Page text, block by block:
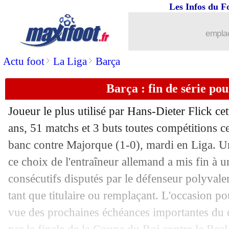
Actu foot> La Liga> Barça
Les Infos du
Barça : fin de série
Joueur le plus utilisé par Hans-Dieter Flick
ans, 51 matchs et 3 buts toutes compétitions
banc contre Majorque (1-0), mardi en Liga.
ce choix de l'entraîneur allemand a mis fin à
consécutifs disputés par le défenseur
tant que titulaire ou remplaçant. L'occasion
vue des prochaines échéances importantes
Man City : Porto gourmand pour
23/04 Barça: Pedri, peut-être le meilleur
Le Havre : un espoir se dirige vers
23/04 Nantes: la fierté de Pallois
23/04 LdN: la totalité du Final Four sur TF1
23/04 Barça : Al Hilal, un contrat en or
23/04 Montpellier: Savanier retenu cet
23/04 PSG: Luis Enrique n'aime pas